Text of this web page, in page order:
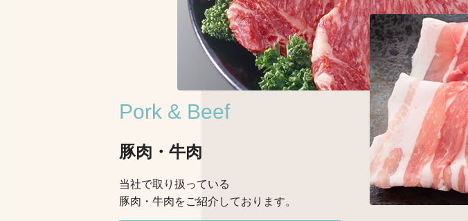
Pork & Beef
豚肉・牛肉
当社で取り扱っている
豚肉・牛肉をご紹介しております。